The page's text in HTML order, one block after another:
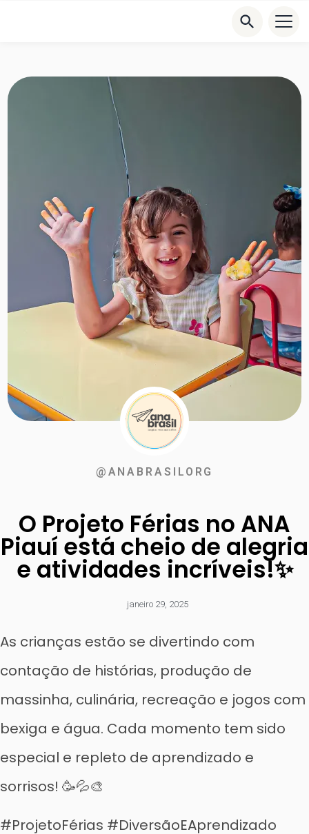
@ANABRASILORG
O Projeto Férias no ANA
Piauí está cheio de alegria
e atividades incríveis!✨
janeiro 29, 2025
As crianças estão se divertindo com
contação de histórias, produção de
massinha, culinária, recreação e jogos com
bexiga e água. Cada momento tem sido
especial e repleto de aprendizado e
sorrisos! 🥳💦🎨
#ProjetoFérias #DiversãoEAprendizado